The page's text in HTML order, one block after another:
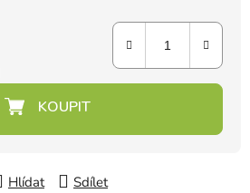
Hlídat Sdílet